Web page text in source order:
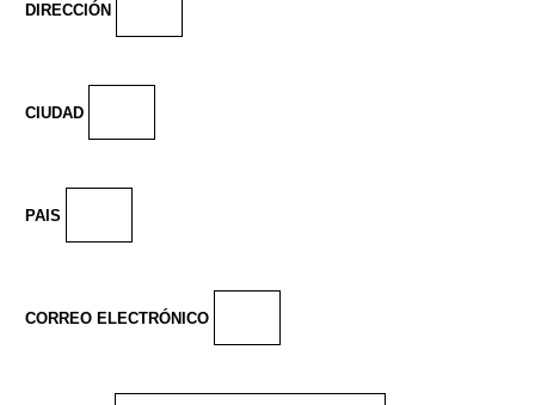
DIRECCIÓN
CIUDAD
PAIS
CORREO ELECTRÓNICO